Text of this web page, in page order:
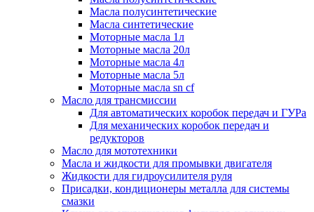
Масла полусинтетические
Масла синтетические
Моторные масла 1л
Моторные масла 20л
Моторные масла 4л
Моторные масла 5л
Моторные масла sn cf
Масло для трансмиссии
Для автоматических коробок передач и ГУРа
Для механических коробок передач и
редукторов
Масло для мототехники
Масла и жидкости для промывки двигателя
Жидкости для гидроусилителя руля
Присадки, кондиционеры металла для системы
смазки